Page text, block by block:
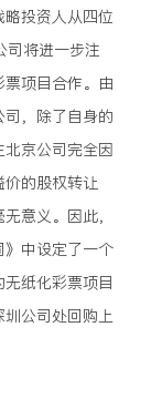
投资人从四位
司将进一步注
项目合作。由
，除了自身的
京公司完全因
的股权转让
意义。因此，
中设定了一个
纸化彩票项目
公司处回购上